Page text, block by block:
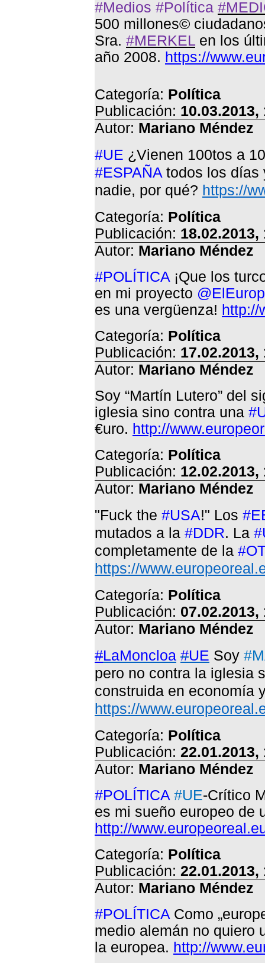
#Medios #Política
500 millones©
Sra. #MERKEL en los
año 2008. https://
Categoría: Política
Publicación: 10.03.2013,
Autor: Mariano Méndez
#UE ¿Vienen 100tos a
#ESPAÑA todos los días
nadie, por qué? https://
Categoría: Política
Publicación: 18.02.2013,
Autor: Mariano Méndez
#POLÍTICA ¡Que los
en mi proyecto
es una vergüenza! http://
Categoría: Política
Publicación: 17.02.2013,
Autor: Mariano Méndez
Soy “Martín Lutero” del
iglesia sino contra una
€uro. http://
Categoría: Política
Publicación: 12.02.2013,
Autor: Mariano Méndez
"Fuck the #USA!" Los
mutados a la #DDR. La
completamente de la
https://
Categoría: Política
Publicación: 07.02.2013,
Autor: Mariano Méndez
#LaMoncloa #UE Soy
pero no contra la iglesia
construida en economía
https://
Categoría: Política
Publicación: 22.01.2013,
Autor: Mariano Méndez
#POLÍTICA #UE-Crítico
es mi sueño europeo de
http://
Categoría: Política
Publicación: 22.01.2013,
Autor: Mariano Méndez
#POLÍTICA Como
medio alemán no quiero
la europea. http://